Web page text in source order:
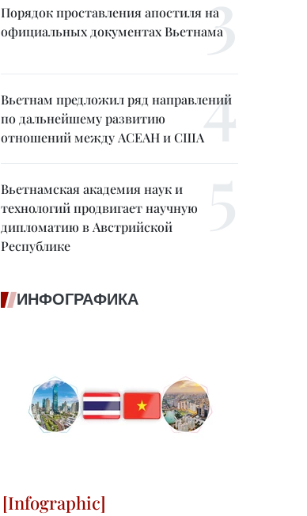
Порядок проставления апостиля на
официальных документах Вьетнама
Вьетнам предложил ряд направлений
по дальнейшему развитию
отношений между АСЕАН и США
Вьетнамская академия наук и
технологий продвигает научную
дипломатию в Австрийской
Республике
ИНФОГРАФИКА